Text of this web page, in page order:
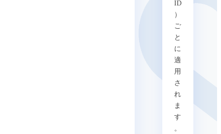
ID
）
ご
と
に
適
用
さ
れ
ま
す
。